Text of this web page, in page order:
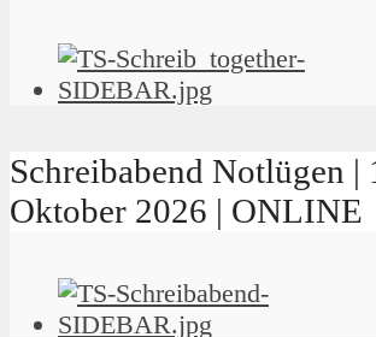
Schreibabend Notlügen |
Oktober 2026 | ONLINE